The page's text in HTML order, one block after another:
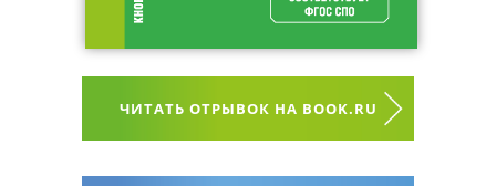
ЧИТАТЬ ОТРЫВОК НА BOOK.RU